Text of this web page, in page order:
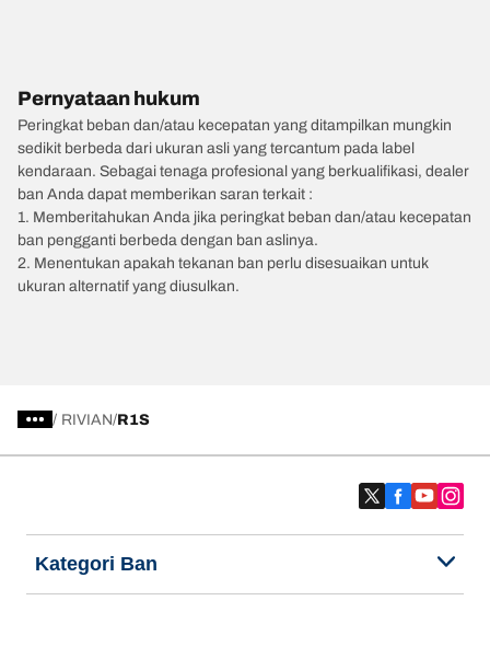
Pernyataan hukum
Peringkat beban dan/atau kecepatan yang ditampilkan mungkin
sedikit berbeda dari ukuran asli yang tercantum pada label
kendaraan. Sebagai tenaga profesional yang berkualifikasi, dealer
ban Anda dapat memberikan saran terkait :
1. Memberitahukan Anda jika peringkat beban dan/atau kecepatan
ban pengganti berbeda dengan ban aslinya.
2. Menentukan apakah tekanan ban perlu disesuaikan untuk
ukuran alternatif yang diusulkan.
/ RIVIAN R1S
Kategori Ban